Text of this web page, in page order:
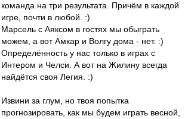
команда на три результата. Причём в каждой
игре, почти в любой. :)
Марсель с Аяксом в гостях мы обыграть
можем, а вот Амкар и Волгу дома - нет. :)
Определённость у нас только в играх с
Интером и Челси. А вот на Жилину всегда
найдётся своя Легия. :)
Извини за глум, но твоя попытка
прогнозировать, как мы будем играть весной,